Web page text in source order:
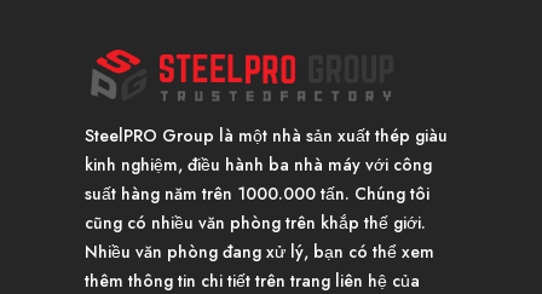
SteelPRO Group là một nhà sản xuất thép giàu
kinh nghiệm, điều hành ba nhà máy với công
suất hàng năm trên 1000.000 tấn. Chúng tôi
cũng có nhiều văn phòng trên khắp thế giới.
Nhiều văn phòng đang xử lý, bạn có thể xem
thêm thông tin chi tiết trên trang liên hệ của